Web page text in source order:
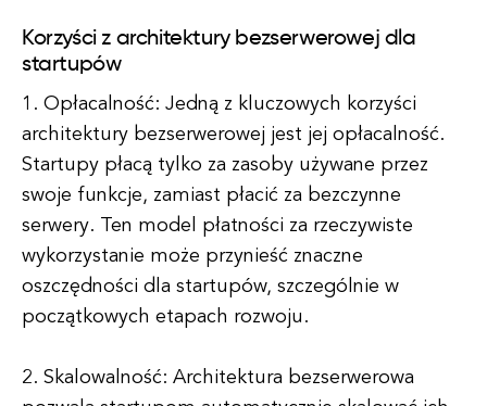
Korzyści z architektury bezserwerowej dla
startupów
1. Opłacalność: Jedną z kluczowych korzyści
architektury bezserwerowej jest jej opłacalność.
Startupy płacą tylko za zasoby używane przez
swoje funkcje, zamiast płacić za bezczynne
serwery. Ten model płatności za rzeczywiste
wykorzystanie może przynieść znaczne
oszczędności dla startupów, szczególnie w
początkowych etapach rozwoju.
2. Skalowalność: Architektura bezserwerowa